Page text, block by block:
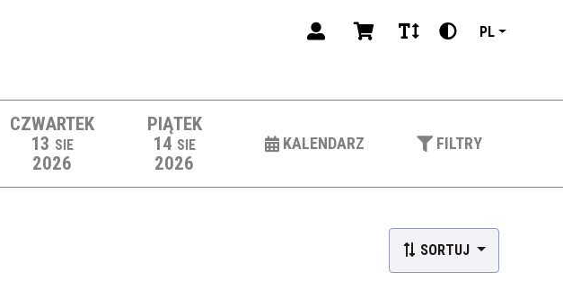
PL
CZWARTEK
13 SIE
2026
PIĄTEK
14 SIE
2026
KALENDARZ FILTRY
SORTUJ